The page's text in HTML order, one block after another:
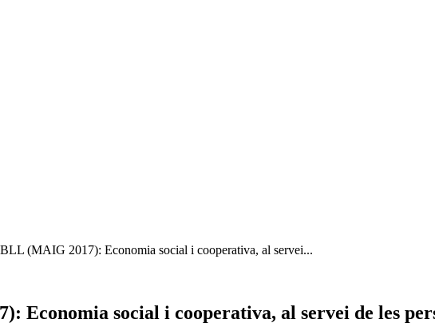
(MAIG 2017): Economia social i cooperativa, al servei...
social i cooperativa, al servei de les